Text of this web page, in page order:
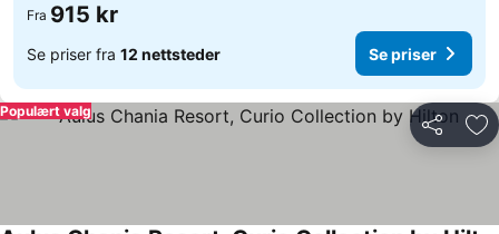
Fra 915 kr
Se priser fra 12 nettsteder Se priser
Del
Populært valg